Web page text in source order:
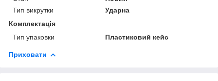
Тип викрутки
Ударна
Комплектація
Тип упаковки
Пластиковий кейс
Приховати